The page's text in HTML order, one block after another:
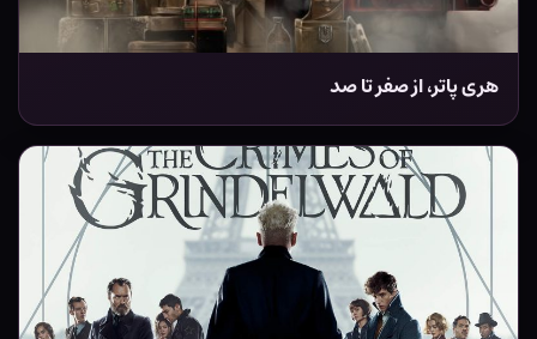
هری پاتر، از صفر تا صد